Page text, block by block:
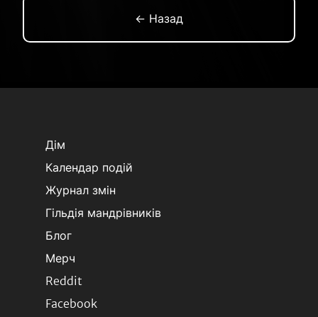
← Назад
Дім
Календар подій
Журнал змін
Гільдія мандрівників
Блог
Мерч
Reddit
Facebook